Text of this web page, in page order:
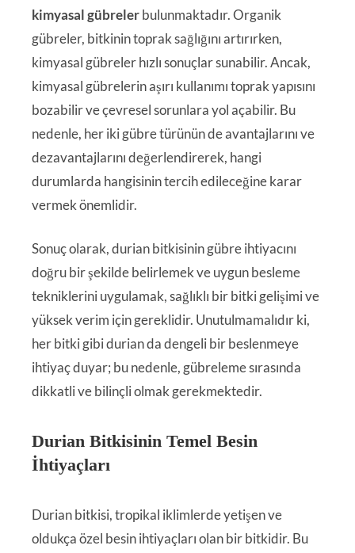
kimyasal gübrelerbulunmaktadır. Organik
gübreler, bitkinin toprak sağlığını artırırken,
kimyasal gübreler hızlı sonuçlar sunabilir. Ancak,
kimyasal gübrelerin aşırı kullanımı toprak yapısını
bozabilir ve çevresel sorunlara yol açabilir. Bu
nedenle, her iki gübre türünün de avantajlarını ve
dezavantajlarını değerlendirerek, hangi
durumlarda hangisinin tercih edileceğine karar
vermek önemlidir.
Sonuç olarak, durian bitkisinin gübre ihtiyacını
doğru bir şekilde belirlemek ve uygun besleme
tekniklerini uygulamak, sağlıklı bir bitki gelişimi ve
yüksek verim için gereklidir. Unutulmamalıdır ki,
her bitki gibi durian da dengeli bir beslenmeye
ihtiyaç duyar; bu nedenle, gübreleme sırasında
dikkatli ve bilinçli olmak gerekmektedir.
Durian Bitkisinin Temel Besin
İhtiyaçları
Durian bitkisi, tropikal iklimlerde yetişen ve
oldukça özel besin ihtiyaçları olan bir bitkidir. Bu